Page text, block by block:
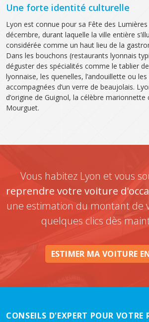
Une forte identité culturelle
Lyon est connue pour sa Fête des
décembre, durant laquelle la ville entière
considérée comme un haut lieu de la
Dans les bouchons (restaurants lyonnais
déguster des spécialités comme le tablier
lyonnaise, les quenelles, l’andouillette ou
accompagnées d’un verre de beaujolais.
d’origine de Guignol, la célèbre
Mourguet.
Vous habitez Lyon et vous
reprendre votre voiture
une estimation du montant de
quelques clics dès
ESTIMER MA VOITURE
CONSEILS D'EXPERT POUR VOTRE